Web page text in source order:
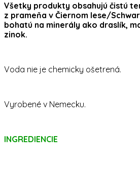
Všetky produkty obsahujú čistú
z prameňa v Čiernom lese/
bohatú na minerály ako draslík,
zinok.
Voda nie je chemicky ošetrená.
Vyrobené v Nemecku.
INGREDIENCIE